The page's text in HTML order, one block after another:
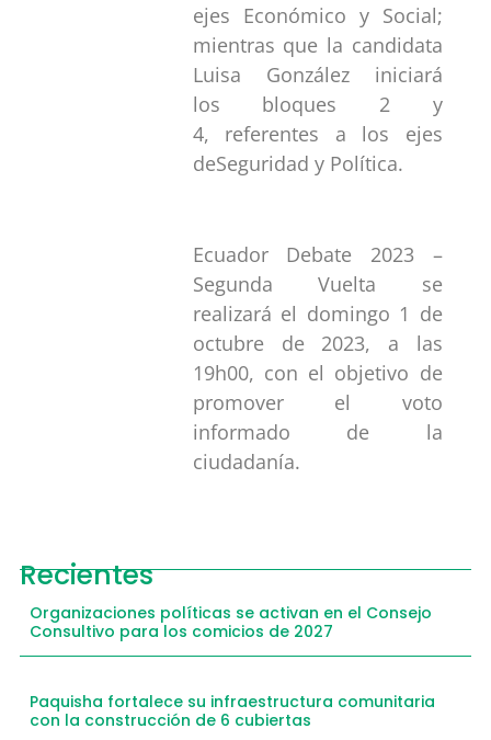
ejes Económico y Social;
mientras que la candidata
Luisa González iniciará
los bloques 2 y
4, referentes a los ejes
deSeguridad y Política.
Ecuador Debate 2023 –
Segunda Vuelta se
realizará el domingo 1 de
octubre de 2023, a las
19h00, con el objetivo de
promover el voto
informado de la
ciudadanía.
Recientes
Organizaciones políticas se activan en el Consejo
Consultivo para los comicios de 2027
Paquisha fortalece su infraestructura comunitaria
con la construcción de 6 cubiertas